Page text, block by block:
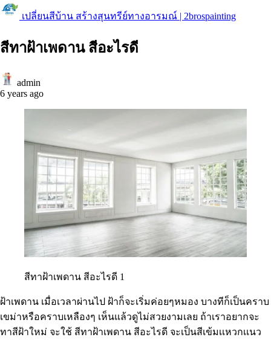
เปลี่ยนสีบ้าน สร้างสุนทรีย์ทางอารมณ์ | 2brospainting
สีทาฝ้าเพดาน สีอะไรดี
admin
6 years ago
สีทาฝ้าเพดาน สีอะไรดี 1
ฝ้าเพดาน เมื่อเวลาผ่านไป ฝ้าก็จะเริ่มค่อยๆหมอง บางทีก็เป็นคราบ
เขม่าหรือคราบเหลืองๆ เห็นแล้วดูไม่สวยงามเลย ถ้าเราอยากจะ
ทาสีฝ้าใหม่ จะใช้ สีทาฝ้าเพดาน สีอะไรดี จะเป็นสีเข้มเเหวกเเนว